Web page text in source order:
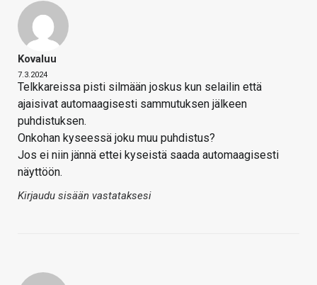
Kovaluu
7.3.2024
Telkkareissa pisti silmään joskus kun selailin että
ajaisivat automaagisesti sammutuksen jälkeen
puhdistuksen.
Onkohan kyseessä joku muu puhdistus?
Jos ei niin jännä ettei kyseistä saada automaagisesti
näyttöön.
Kirjaudu sisään vastataksesi